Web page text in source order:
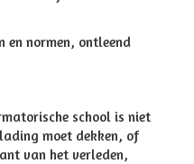
normen, ontleend
school is niet
moet dekken, of
van het verleden,